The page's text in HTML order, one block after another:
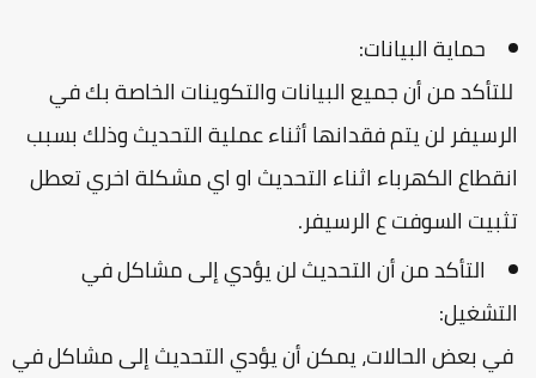
حماية البيانات:
من أن جميع البيانات والتكوينات الخاصة بك في
لن يتم فقدانها أثناء عملية التحديث وذلك بسبب
الكهرباء اثناء التحديث او اي مشكلة اخري تعطل
السوفت ع الرسيفر.
التأكد من أن التحديث لن يؤدي إلى مشاكل في
بعض الحالات، يمكن أن يؤدي التحديث إلى مشاكل في